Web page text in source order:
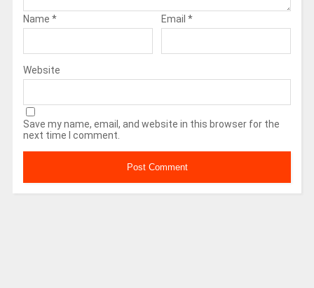
Name * Email *
Website
Save my name, email, and website in this browser for the
next time I comment.